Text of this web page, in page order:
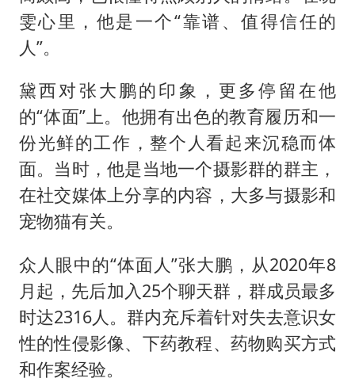
雯心里，他是一个“靠谱、值得信任的
人”。
黛西对张大鹏的印象，更多停留在他
的“体面”上。他拥有出色的教育履历和一
份光鲜的工作，整个人看起来沉稳而体
面。当时，他是当地一个摄影群的群主，
在社交媒体上分享的内容，大多与摄影和
宠物猫有关。
众人眼中的“体面人”张大鹏，从2020年8
月起，先后加入25个聊天群，群成员最多
时达2316人。群内充斥着针对失去意识女
性的性侵影像、下药教程、药物购买方式
和作案经验。